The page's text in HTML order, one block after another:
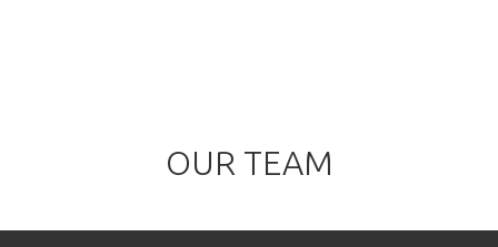
OUR TEAM